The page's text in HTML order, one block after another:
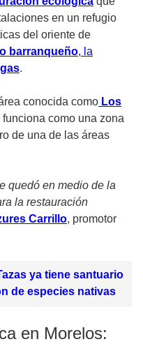
en un refugio
del oriente de
barranqueño, la
.
conocida como Los
como una zona
de una de las áreas
quedó en medio de la
la restauración
Carrillo, promotor
ya tiene santuario
de especies nativas
en Morelos: